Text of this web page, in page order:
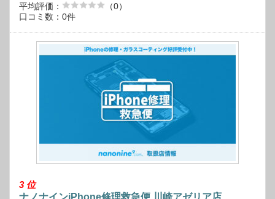
平均評価：
（0）
口コミ数：0件
3位
ナノナインiPhone修理救急便 川崎アゼリア店